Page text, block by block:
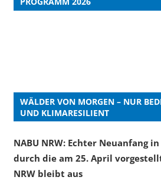
WÄLDER VON MORGEN – NUR
UND KLIMARESILIENT
NABU NRW: Echter Neuanfang
durch die am 25. April
NRW bleibt aus